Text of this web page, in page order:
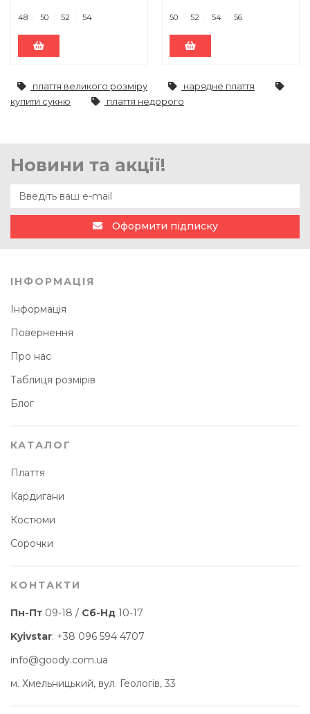
48 50 52 54 50 52 54 56
плаття великого розміру
нарядне плаття
купити сукню
плаття недорого
Новини та акції!
Оформити підписку
ІНФОРМАЦІЯ
Інформація
Повернення
Про нас
Таблиця розмірів
Блог
КАТАЛОГ
Плаття
Кардигани
Костюми
Сорочки
КОНТАКТИ
Пн-Пт 09-18 / Сб-Нд 10-17
Kyivstar: +38 096 594 4707
info@goody.com.ua
м. Хмельницький, вул. Геологів, 33